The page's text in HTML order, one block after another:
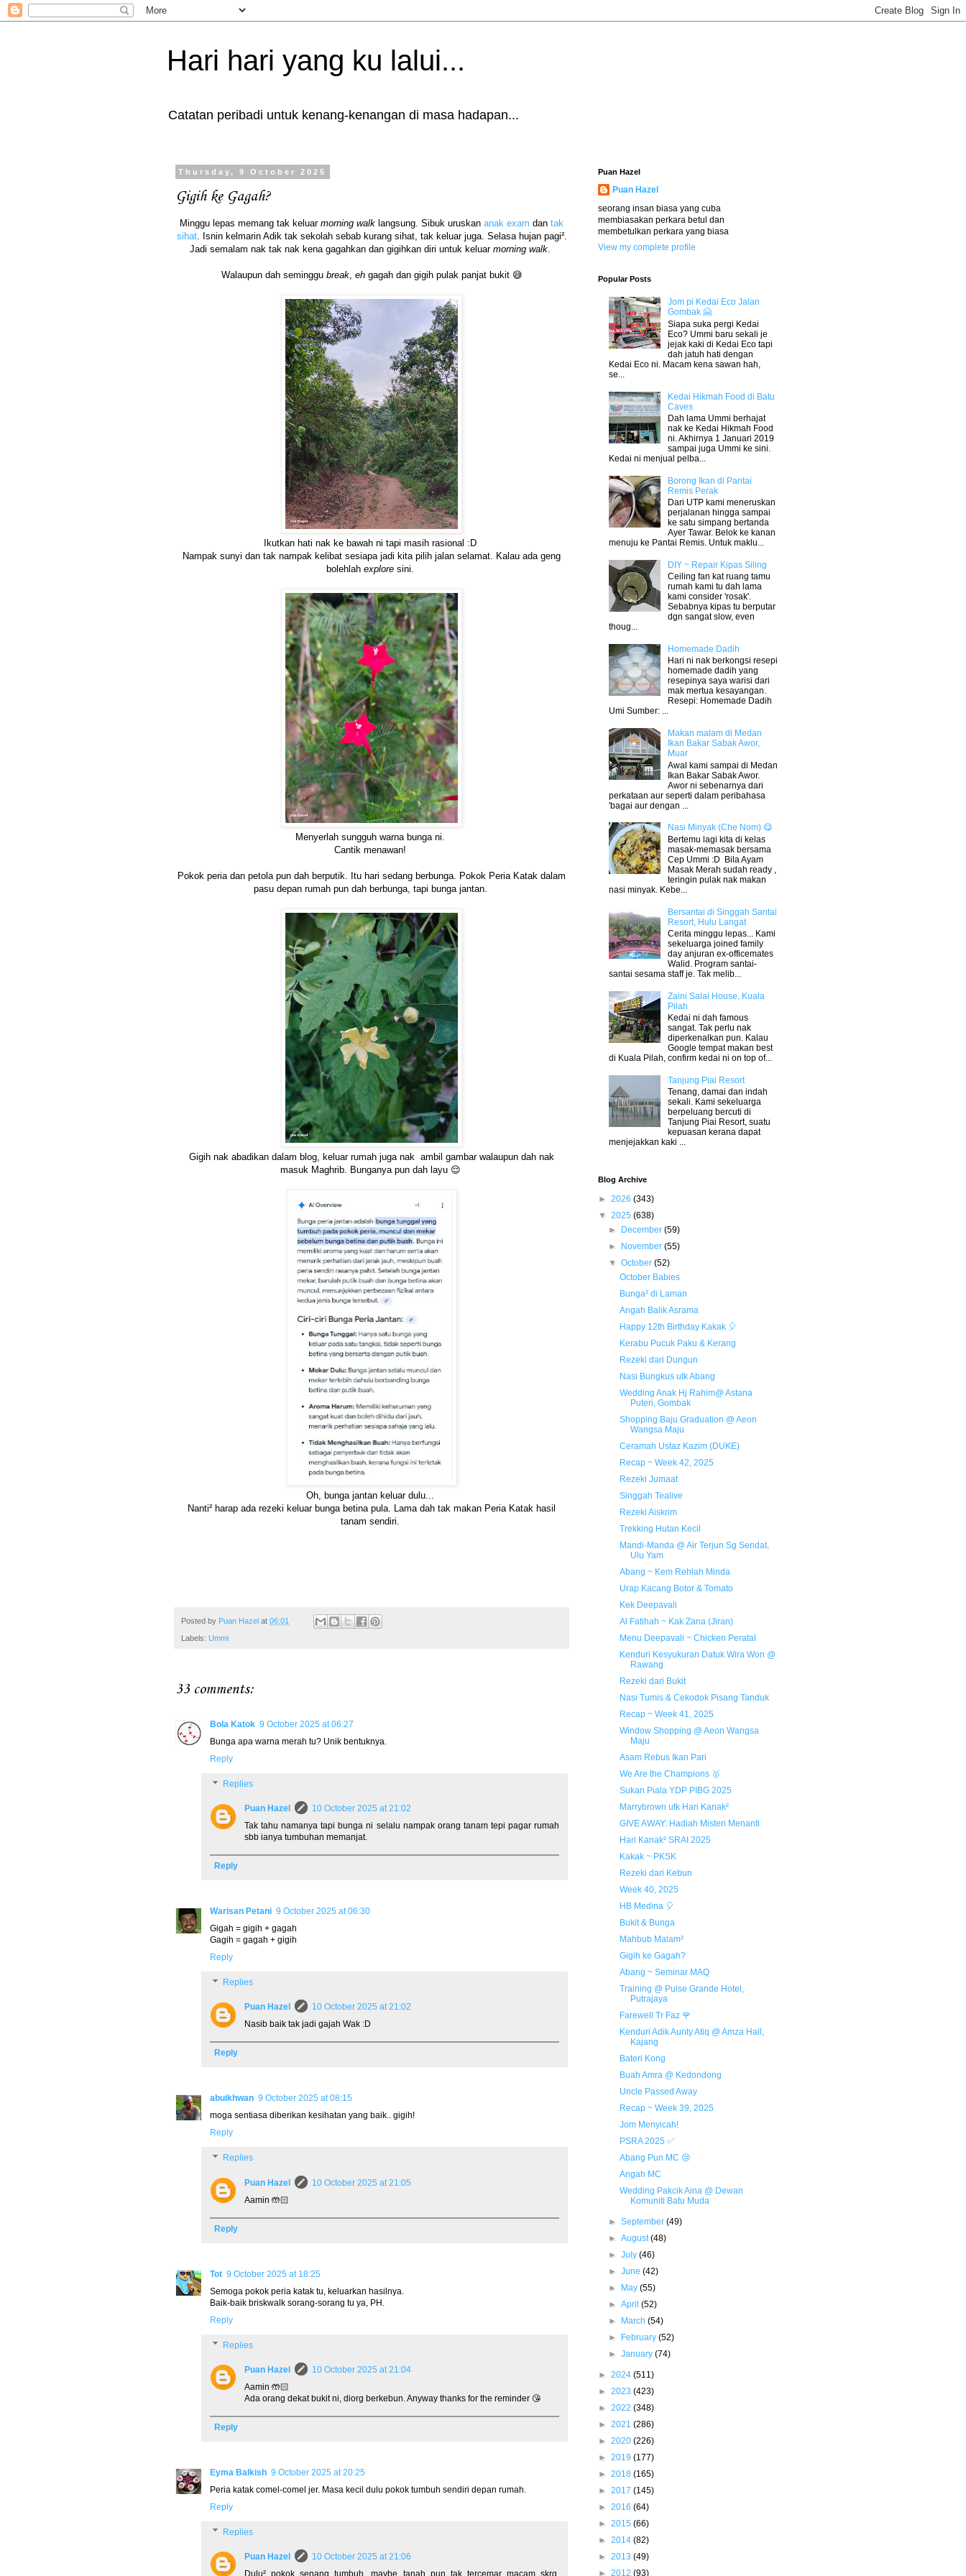
Hari hari yang ku lalui...
Catatan peribadi untuk kenang-kenangan di masa hadapan...
Thursday, 9 October 2025
Gigih ke Gagah?
Minggu lepas memang tak keluar morning walk langsung. Sibuk uruskan anak exam dan tak
sihat. Isnin kelmarin Adik tak sekolah sebab kurang sihat, tak keluar juga. Selasa hujan pagi².
Jadi semalam nak tak nak kena gagahkan dan gigihkan diri untuk keluar morning walk
Walaupun dah seminggu break, ehgagah dan gigih pulak panjat bukit 😅
Ikutkan hati nak ke bawah ni tapi masih rasional :D
Nampak sunyi dan tak nampak kelibat sesiapa jadi kita pilih jalan selamat. Kalau ada geng
bolehlah explore sini.
Menyerlah sungguh warna bunga ni.
Cantik menawan!
Pokok peria dan petola pun dah berputik. Itu hari sedang berbunga. Pokok Peria Katak dalam
pasu depan rumah pun dah berbunga, tapi bunga jantan.
Gigih nak abadikan dalam blog, keluar rumah juga nak ambil gambar walaupun dah nak
masuk Maghrib. Bunganya pun dah layu 😌
Oh, bunga jantan keluar dulu...
Nanti² harap ada rezeki keluar bunga betina pula. Lama dah tak makan Peria Katak hasil
tanam sendiri.
Posted by Puan Hazel at 06:01
Labels: Ummi
33 comments:
Bola Katok 9 October 2025 at 06:27
Bunga apa warna merah tu? Unik bentuknya.
Reply
Replies
Puan Hazel
10 October 2025 at 21:02
Tak tahu namanya tapi bunga ni selalu nampak orang tanam tepi pagar rumah
sbb ianya tumbuhan memanjat.
Reply
Warisan Petani 9 October 2025 at 06:30
Gigah = gigih + gagah
Gagih = gagah + gigih
Reply
Replies
Puan Hazel
10 October 2025 at 21:02
Nasib baik tak jadi gajah Wak :D
Reply
abuikhwan 9 October 2025 at 08:15
moga sentiasa diberikan kesihatan yang baik.. gigih!
Reply
Replies
Puan Hazel
10 October 2025 at 21:05
Aamin 🤲🏻
Reply
Tot 9 October 2025 at 18:25
Semoga pokok peria katak tu, keluarkan hasilnya.
Baik-baik briskwalk sorang-sorang tu ya, PH.
Reply
Replies
Puan Hazel
10 October 2025 at 21:04
Aamin 🤲🏻
Ada orang dekat bukit ni, diorg berkebun. Anyway thanks for the reminder 😘
Reply
Eyma Balkish 9 October 2025 at 20:25
Peria katak comel-comel jer. Masa kecil dulu pokok tumbuh sendiri depan rumah.
Reply
Replies
Puan Hazel
10 October 2025 at 21:06
Dulu² pokok senang tumbuh, maybe tanah pun tak tercemar macam skrg.
Puan Hazel
Puan Hazel
seorang insan biasa yang cuba
membiasakan perkara betul dan
membetulkan perkara yang biasa
View my complete profile
Popular Posts
Jom pi Kedai Eco Jalan
Gombak 🤗
Siapa suka pergi Kedai
Eco? Ummi baru sekali je
jejak kaki di Kedai Eco tapi
dah jatuh hati dengan
Kedai Eco ni. Macam kena sawan hah,
se...
Kedai Hikmah Food di Batu
Caves
Dah lama Ummi berhajat
nak ke Kedai Hikmah Food
ni. Akhirnya 1 Januari 2019
sampai juga Ummi ke sini.
Kedai ni menjual pelba...
Borong Ikan di Pantai
Remis Perak
Dari UTP kami meneruskan
perjalanan hingga sampai
ke satu simpang bertanda
Ayer Tawar. Belok ke kanan
menuju ke Pantai Remis. Untuk maklu...
DIY ~ Repair Kipas Siling
Ceiling fan kat ruang tamu
rumah kami tu dah lama
kami consider 'rosak'.
Sebabnya kipas tu berputar
dgn sangat slow, even
thoug...
Homemade Dadih
Hari ni nak berkongsi resepi
homemade dadih yang
resepinya saya warisi dari
mak mertua kesayangan.
Resepi: Homemade Dadih
Umi Sumber: ...
Makan malam di Medan
Ikan Bakar Sabak Awor,
Muar
Awal kami sampai di Medan
Ikan Bakar Sabak Awor.
Awor ni sebenarnya dari
perkataan aur seperti dalam peribahasa
'bagai aur dengan ...
Nasi Minyak (Che Nom) 😋
Bertemu lagi kita di kelas
masak-memasak bersama
Cep Ummi :D Bila Ayam
Masak Merah sudah ready ,
teringin pulak nak makan
nasi minyak. Kebe...
Bersantai di Singgah Santai
Resort, Hulu Langat
Cerita minggu lepas... Kami
sekeluarga joined family
day anjuran ex-officemates
Walid. Program santai-
santai sesama staff je. Tak melib...
Zaini Salai House, Kuala
Pilah
Kedai ni dah famous
sangat. Tak perlu nak
diperkenalkan pun. Kalau
Google tempat makan best
di Kuala Pilah, confirm kedai ni on top of...
Tanjung Piai Resort
Tenang, damai dan indah
sekali. Kami sekeluarga
berpeluang bercuti di
Tanjung Piai Resort, suatu
kepuasan kerana dapat
menjejakkan kaki ...
Blog Archive
► 2026 (343)
▼ 2025 (638)
► December(59)
► November(55)
▼October(52)
October Babies
Bunga² di Laman
Angah Balik Asrama
Happy 12th Birthday Kakak 🎈
Kerabu Pucuk Paku & Kerang
Rezeki dari Dungun
Nasi Bungkus utk Abang
Wedding Anak Hj Rahim@ Astana
Puteri, Gombak
Shopping Baju Graduation @ Aeon
Wangsa Maju
Ceramah Ustaz Kazim (DUKE)
Recap ~ Week 42, 2025
Rezeki Jumaat
Singgah Tealive
Rezeki Aiskrim
Trekking Hutan Kecil
Mandi-Manda @ Air Terjun Sg Sendat,
Ulu Yam
Abang ~ Kem Rehlah Minda
Urap Kacang Botor & Tomato
Kek Deepavali
Al Fatihah ~ Kak Zana (Jiran)
Menu Deepavali ~ Chicken Peratal
Kenduri Kesyukuran Datuk Wira Won @
Rawang
Rezeki dari Bukit
Nasi Tumis & Cekodok Pisang Tanduk
Recap ~ Week 41, 2025
Window Shopping @ Aeon Wangsa
Maju
Asam Rebus Ikan Pari
We Are the Champions 🥇
Sukan Piala YDP PIBG 2025
Marrybrown utk Hari Kanak²
GIVE AWAY: Hadiah Misteri Menanti
Hari Kanak² SRAI 2025
Kakak ~ PKSK
Rezeki dari Kebun
Week 40, 2025
HB Medina 🎈
Bukit & Bunga
Mahbub Malam²
Gigih ke Gagah?
Abang ~ Seminar MAQ
Training @ Pulse Grande Hotel,
Putrajaya
Farewell Tr Faz 🌹
Kenduri Adik Aunty Atiq @ Amza Hall,
Kajang
Bateri Kong
Buah Amra @ Kedondong
Uncle Passed Away
Recap ~ Week 39, 2025
Jom Menyicah!
PSRA 2025 ✅
Abang Pun MC 😔
Angah MC
Wedding Pakcik Aina @ Dewan
Komuniti Batu Muda
►September(49)
►August(48)
►July(46)
►June(42)
► May(55)
►April(52)
► March(54)
► February(52)
►January(74)
► 2024 (511)
► 2023 (423)
► 2022 (348)
► 2021 (286)
► 2020 (226)
► 2019 (177)
► 2018 (165)
► 2017 (145)
► 2016 (64)
► 2015 (66)
► 2014 (82)
► 2013 (49)
► 2012 (93)